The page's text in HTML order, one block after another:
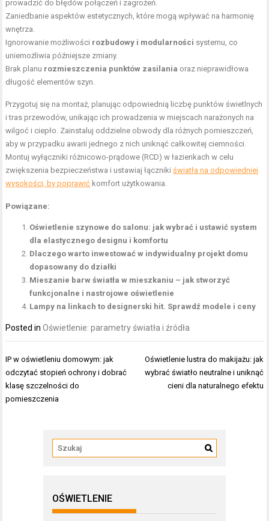
prowadzić do błędów połączeń i zagrożeń.
Zaniedbanie aspektów estetycznych, które mogą wpływać na harmonię
wnętrza.
Ignorowanie możliwości rozbudowy i modularności systemu, co
uniemożliwia późniejsze zmiany.
Brak planu rozmieszczenia punktów zasilania oraz nieprawidłowa
długość elementów szyn.
Przygotuj się na montaż, planując odpowiednią liczbę punktów świetlnych
i tras przewodów, unikając ich prowadzenia w miejscach narażonych na
wilgoć i ciepło. Zainstaluj oddzielne obwody dla różnych pomieszczeń,
aby w przypadku awarii jednego z nich uniknąć całkowitej ciemności.
Montuj wyłączniki różnicowo-prądowe (RCD) w łazienkach w celu
zwiększenia bezpieczeństwa i ustawiaj łącznikiświatła na odpowiedniej
wysokości, by poprawić komfort użytkowania.
Powiązane:
Oświetlenie szynowe do salonu: jak wybrać i ustawić system
dla elastycznego designu i komfortu
Dlaczego warto inwestować w indywidualny projekt domu
dopasowany do działki
Mieszanie barw światła w mieszkaniu – jak stworzyć
funkcjonalne i nastrojowe oświetlenie
Lampy na linkach to designerski hit. Sprawdź modele i ceny
Posted inOświetlenie: parametry światła i źródła
Nawigacja
wpisu
IP w oświetleniu domowym: jak
odczytać stopień ochrony i dobrać
klasę szczelności do
pomieszczenia
Oświetlenie lustra do makijażu: jak
wybrać światło neutralne i uniknąć
cieni dla naturalnego efektu
OŚWIETLENIE